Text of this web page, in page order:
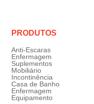
PRODUTOS
Anti-Escaras
Enfermagem
Suplementos
Mobiliário
Incontinência
Casa de Banho
Enfermagem
Equipamento